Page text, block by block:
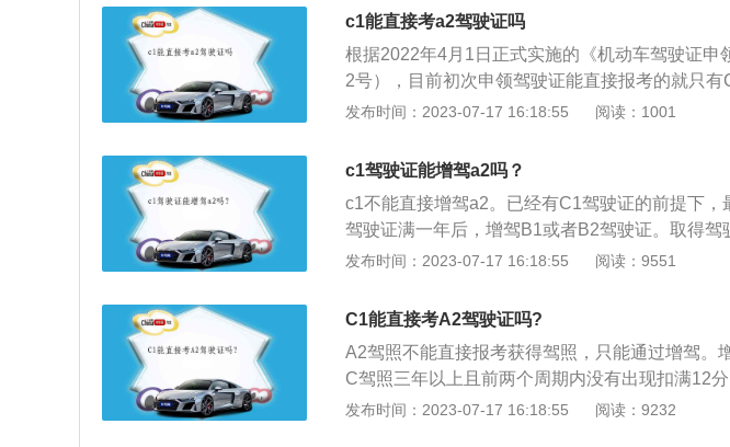
者三轮汽车准驾车型资格二年以上，并在申请前
满12分记录；（三）申请增加重型牵引挂车准驾
者大型货车准驾车型资格二年以上，或者取得驾
型客车准驾车型的，已取得驾驶城市公交车、中
型资格一年以上，并在申请前最近连续三个记分
接受全日制驾驶职业教育的学生，已在校取得驾
本记分周期和申请前最近一个记分周期内没有记
型客车、重型牵引挂车准驾车型。
分之五十以上行为，且没有吊销驾驶证；3、在交
担全责或主责。初次申请机动车驾驶证或者申请
格后，车辆管理所应当在一日内核发学习驾驶证
市公交车、中型客车、大型货车准驾车型的，在
约科目二考试。报考大型客车、牵引车、城市公
驾驶技能考试均合格后，申请人可以当日参加科
c1能直接考a2驾驶证吗
根据2022年4月1日正式实施的《机动车驾驶证申
2号），目前初次申领驾驶证能直接报考的就只
均需通过增驾的方式获得。所以C1机动车驾驶证
的最快途径。C1增驾B1或B2机动车驾驶证需满
是年龄在20周岁以上，60周岁以下，身高150Cm
上，并在申请前最近连续二个记分周期内没有记
龄在20周岁以上，60周岁以下，身高155Cm以
在本记分周期和申请前最近一个记分周期内没有
须在22周岁以上，60周岁以下，身高为155厘米
驾车型资格二年以上，或取得B2准驾车型资格三
个记分周期内没有记满12分记录。③持有B1或B2
车型与A2驾驶证准驾车型在车辆尺寸和驾驶技术
发布时间：2023-07-17 16:18:55 阅读：1001
c1驾驶证能增驾a2吗？
c1不能直接增驾a2。已经有C1驾驶证的前提下
驾驶证满一年后，增驾B1或者B2驾驶证。取得
考A2驾驶证，所以通过C1证增驾A2需要至少四
A2驾驶证。这种方式会更快一些，不过不是从C1
中华人民共和国《机动车驾驶证申领和使用规定
符合以下条件：第十四条：已持有机动车驾驶证
本记分周期和申请前最近一个记分周期内没有记
车、牵引车、大型客车准驾车型的，还应当符合
发布时间：2023-07-17 16:18:55 阅读：9551
C1能直接考A2驾驶证吗?
A2驾照不能直接报考获得驾照，只能通过增驾。
C驾照三年以上且前两个周期内没有出现扣满12
上且前一个周期内没有出现扣满12分的情况，即
发布时间：2023-07-17 16:18:55 阅读：9232